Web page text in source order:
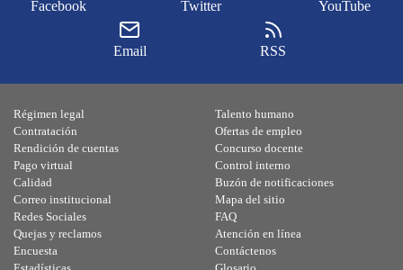
Facebook Twitter YouTube
Email RSS
Régimen legal
Contratación
Rendición de cuentas
Pago virtual
Calidad
Talento humano
Ofertas de empleo
Concurso docente
Control interno
Buzón de notificaciones
Correo institucional
Redes Sociales
Quejas y reclamos
Encuesta
Mapa del sitio
FAQ
Atención en línea
Contáctenos